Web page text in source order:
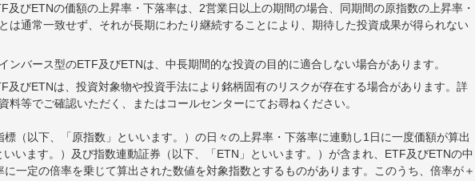
及びETNの価額の上昇率・下落率は、2営業日以上の期間の場合、同期間の原指数の上昇率・
は通常一致せず、それが長期にわたり継続することにより、期待した投資成果が得られない
ンバース型のETF及びETNは、中長期間的な投資の目的に適合しない場合があります。
及びETNは、投資対象物や投資手法により銘柄固有のリスクが存在する場合があります。詳
料等でご確認いただく、またはコールセンターにてお尋ねください。
（以下、「原指数」といいます。）の日々の上昇率・下落率に連動し1日に一度価額が算出
います。）及び指数連動証券（以下、「ETN」といいます。）が含まれ、ETF及びETNの中
一定の倍率を乗じて算出された数値を対象指数とするものがあります。このうち、倍率が＋